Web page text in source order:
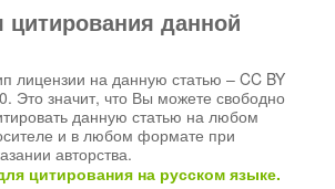
данной
лицензии на данную статью – CC BY
Это значит, что Вы можете свободно
данную статью на любом
и в любом формате при
авторства.
цитирования на русском языке.